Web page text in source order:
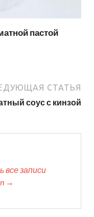
пастой
СТАТЬЯ
соус с кинзой
записи
→